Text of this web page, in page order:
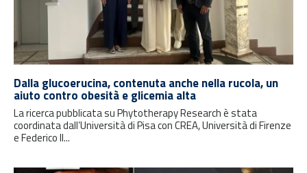
Dalla glucoerucina, contenuta anche nella rucola, un
aiuto contro obesità e glicemia alta
La ricerca pubblicata su Phytotherapy Research è stata
coordinata dall’Università di Pisa con CREA, Università di Firenze
e Federico II...